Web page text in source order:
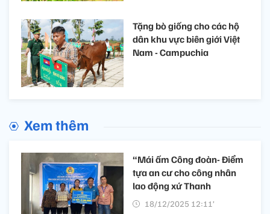
Tặng bò giống cho các hộ
dân khu vực biên giới Việt
Nam - Campuchia
Xem thêm
“Mái ấm Công đoàn- Điểm
tựa an cư cho công nhân
lao động xứ Thanh
18/12/2025 12:11’